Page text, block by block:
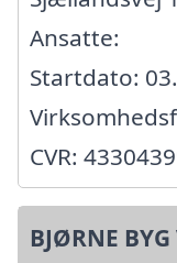
Ansatte:
Startdato:
CVR:
BJØRNE